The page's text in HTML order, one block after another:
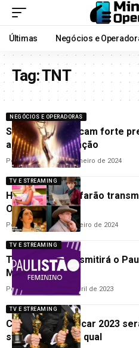
Últimas Negócios e
Tag:TNT
NEGÓCIOS E OPERADORAS
Streamings marcam forte
assistir a premiação
PorCleane Lima 15 de janeiro de 2024
TV E STREAMING
HBO Max e TNT farão
Ouro 2024
Por Cleane Lima4 de janeiro de 2024
TV E STREAMING
TNT Sports transmitirá o
Max e na TNT
PorCleane Lima 28 de abril de 2023
TV E STREAMING
Cerimônia do Oscar 2023
streaming; saiba qual